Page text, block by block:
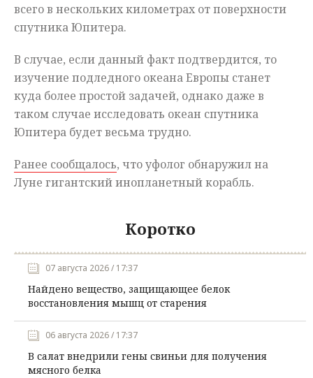
всего в нескольких километрах от поверхности
спутника Юпитера.
В случае, если данный факт подтвердится, то
изучение подледного океана Европы станет
куда более простой задачей, однако даже в
таком случае исследовать океан спутника
Юпитера будет весьма трудно.
Ранее сообщалось, что уфолог обнаружил на
Луне гигантский инопланетный корабль.
Коротко
07 августа 2026 / 17:37
Найдено вещество, защищающее белок
восстановления мышц от старения
06 августа 2026 / 17:37
В салат внедрили гены свиньи для получения
мясного белка